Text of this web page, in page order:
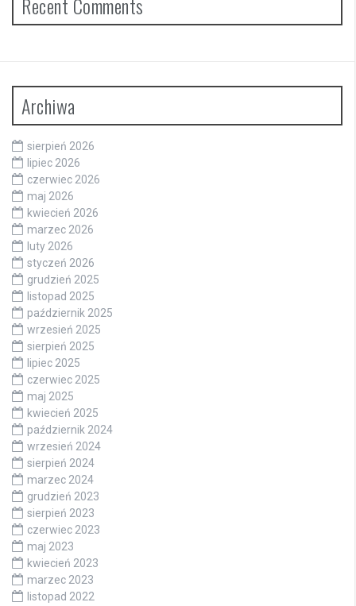
Archiwa
sierpień 2026
lipiec 2026
czerwiec 2026
maj 2026
kwiecień 2026
marzec 2026
luty 2026
styczeń 2026
grudzień 2025
listopad 2025
październik 2025
wrzesień 2025
sierpień 2025
lipiec 2025
czerwiec 2025
maj 2025
kwiecień 2025
październik 2024
wrzesień 2024
sierpień 2024
marzec 2024
grudzień 2023
sierpień 2023
czerwiec 2023
maj 2023
kwiecień 2023
marzec 2023
listopad 2022